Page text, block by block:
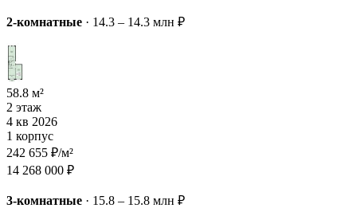
2-комнатные · 14.3 – 14.3 млн ₽
58.8 м²
2 этаж
4 кв 2026
1 корпус
242 655 ₽/м²
14 268 000 ₽
3-комнатные · 15.8 – 15.8 млн ₽